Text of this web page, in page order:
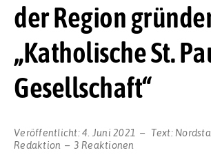
der Region
„Katholische St.
Gesellschaft“
Veröffentlicht:4. Juni 2021 Text:
Redaktion
3 Reaktionen